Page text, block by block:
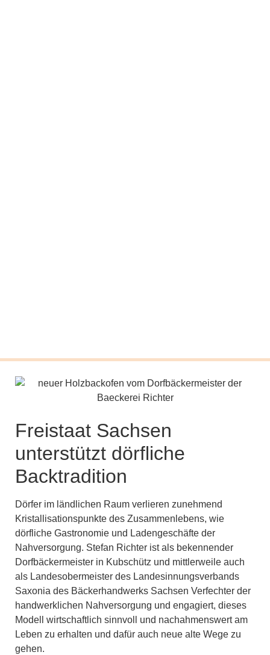
Freistaat Sachsen
unterstützt dörfliche
Backtradition
Dörfer im ländlichen Raum verlieren zunehmend
Kristallisationspunkte des Zusammenlebens, wie
dörfliche Gastronomie und Ladengeschäfte der
Nahversorgung. Stefan Richter ist als bekennender
Dorfbäckermeister in Kubschütz und mittlerweile auch
als Landesobermeister des Landesinnungsverbands
Saxonia des Bäckerhandwerks Sachsen Verfechter der
handwerklichen Nahversorgung und engagiert, dieses
Modell wirtschaftlich sinnvoll und nachahmenswert am
Leben zu erhalten und dafür auch neue alte Wege zu
gehen.